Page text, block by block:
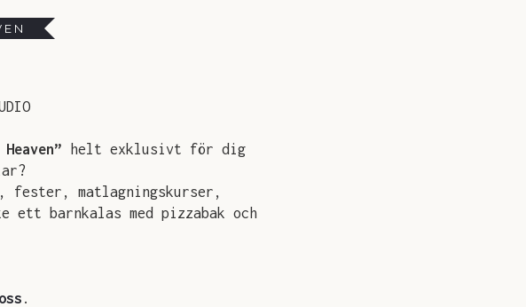
helt exklusivt för dig
matlagningskurser,
ett barnkalas med pizzabak och
.